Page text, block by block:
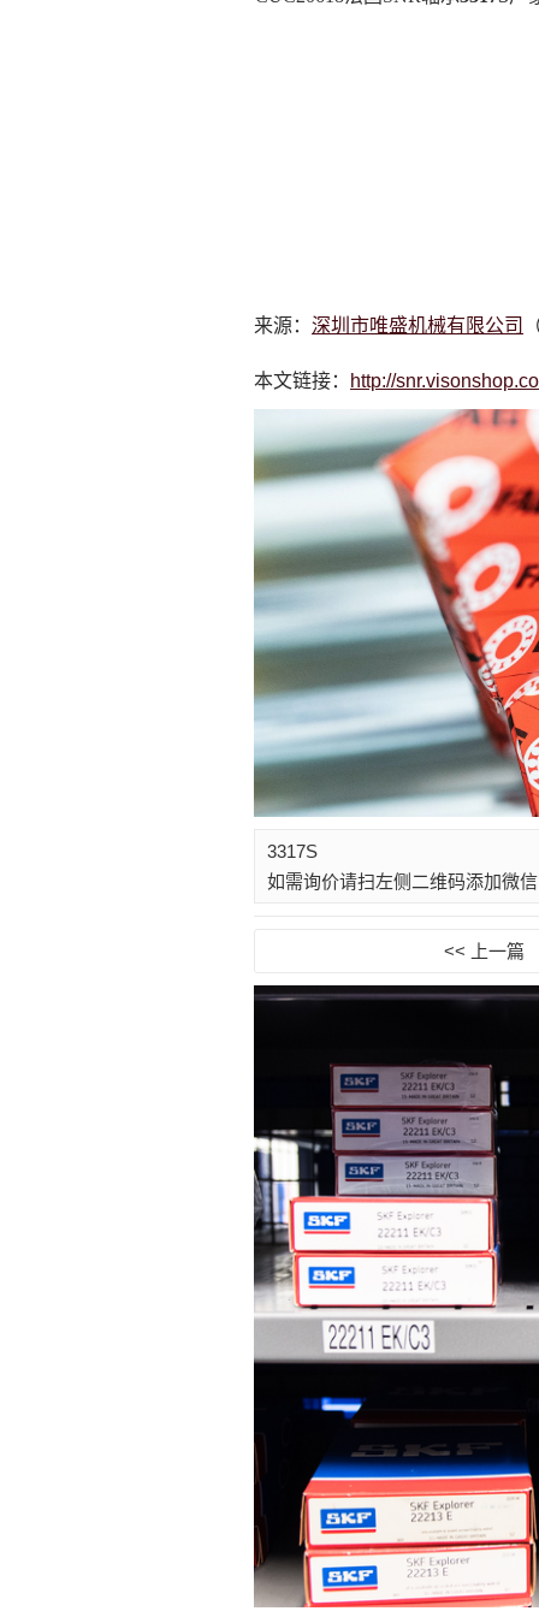
来源： 深圳市唯盛机械有限公司
本文链接： http://
3317S
如需询价请扫左侧二维码添加微
<< 上一篇